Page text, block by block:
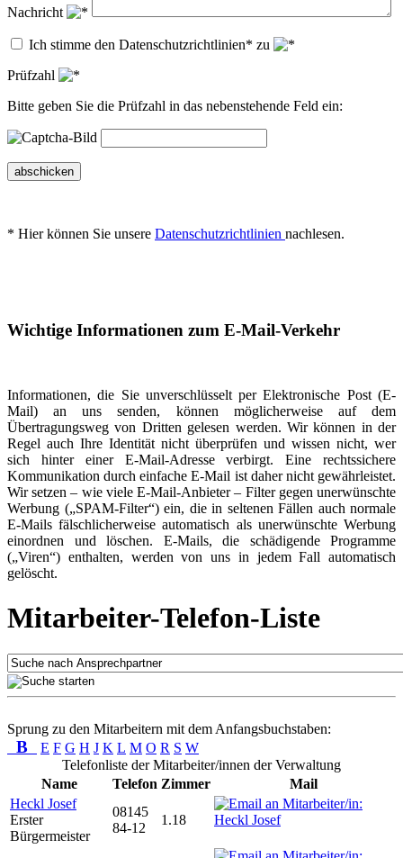
Nachricht
Ich stimme den Datenschutzrichtlinien* zu
Prüfzahl
Bitte geben Sie die Prüfzahl in das nebenstehende Feld ein:
abschicken
* Hier können Sie unsere Datenschutzrichtlinien nachlesen.
Wichtige Informationen zum E-Mail-Verkehr
Informationen, die Sie unverschlüsselt per Elektronische Post (E-
Mail) an uns senden, können möglicherweise auf dem
Übertragungsweg von Dritten gelesen werden. Wir können in der
Regel auch Ihre Identität nicht überprüfen und wissen nicht, wer
sich hinter einer E-Mail-Adresse verbirgt. Eine rechtssichere
Kommunikation durch einfache E-Mail ist daher nicht gewährleistet.
Wir setzen – wie viele E-Mail-Anbieter – Filter gegen unerwünschte
Werbung („SPAM-Filter“) ein, die in seltenen Fällen auch normale
E-Mails fälschlicherweise automatisch als unerwünschte Werbung
einordnen und löschen. E-Mails, die schädigende Programme
(„Viren“) enthalten, werden von uns in jedem Fall automatisch
gelöscht.
Mitarbeiter-Telefon-Liste
Sprung zu den Mitarbeitern mit dem Anfangsbuchstaben:
B E F G H J K L M O R S W
Telefonliste der Mitarbeiter/innen der Verwaltung
Name
Telefon Zimmer
Mail
Heckl Josef
Erster
Bürgermeister
08145
84-12
1.18